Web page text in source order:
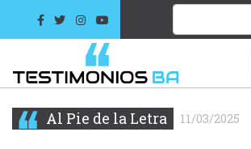
Al Pie de la Letra 11/03/2025